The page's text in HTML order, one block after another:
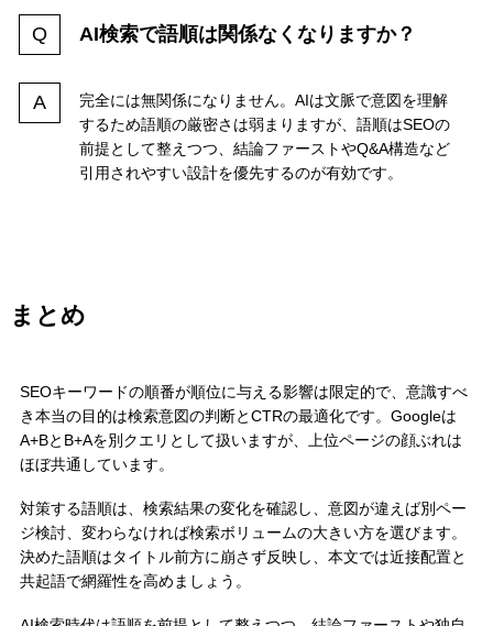
AI検索で語順は関係なくなりますか？
完全には無関係になりません。AIは文脈で意図を理解
するため語順の厳密さは弱まりますが、語順はSEOの
前提として整えつつ、結論ファーストやQ&A構造など
引用されやすい設計を優先するのが有効です。
まとめ
SEOキーワードの順番が順位に与える影響は限定的で、意識すべ
き本当の目的は検索意図の判断とCTRの最適化です。Googleは
A+BとB+Aを別クエリとして扱いますが、上位ページの顔ぶれは
ほぼ共通しています。
対策する語順は、検索結果の変化を確認し、意図が違えば別ペー
ジ検討、変わらなければ検索ボリュームの大きい方を選びます。
決めた語順はタイトル前方に崩さず反映し、本文では近接配置と
共起語で網羅性を高めましょう。